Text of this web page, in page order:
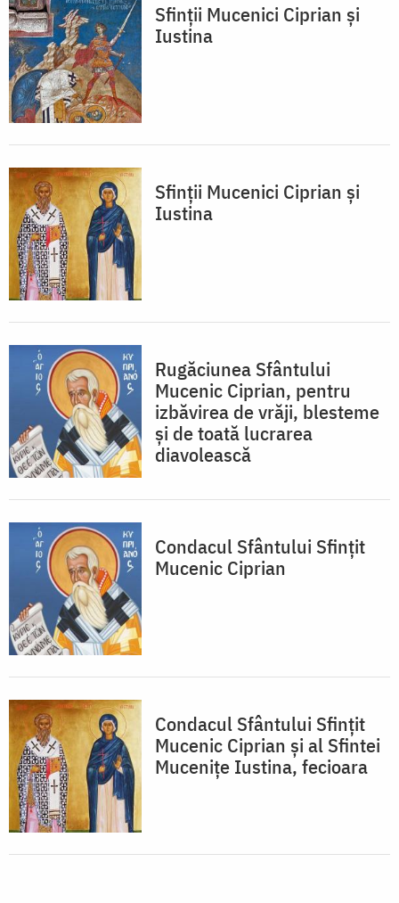
Sfinții Mucenici Ciprian și
Iustina
Sfinții Mucenici Ciprian și
Iustina
Rugăciunea Sfântului
Mucenic Ciprian, pentru
izbăvirea de vrăji, blesteme
și de toată lucrarea
diavolească
Condacul Sfântului Sfinţit
Mucenic Ciprian
Condacul Sfântului Sfinţit
Mucenic Ciprian şi al Sfintei
Muceniţe Iustina, fecioara